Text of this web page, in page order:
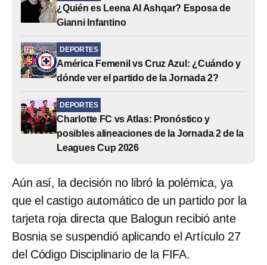
¿Quién es Leena Al Ashqar? Esposa de
Gianni Infantino
DEPORTES
América Femenil vs Cruz Azul: ¿Cuándo y
dónde ver el partido de la Jornada 2?
DEPORTES
Charlotte FC vs Atlas: Pronóstico y
posibles alineaciones de la Jornada 2 de la
Leagues Cup 2026
Aún así, la decisión no libró la polémica, ya
que el castigo automático de un partido por la
tarjeta roja directa que Balogun recibió ante
Bosnia se suspendió aplicando el Artículo 27
del Código Disciplinario de la FIFA.